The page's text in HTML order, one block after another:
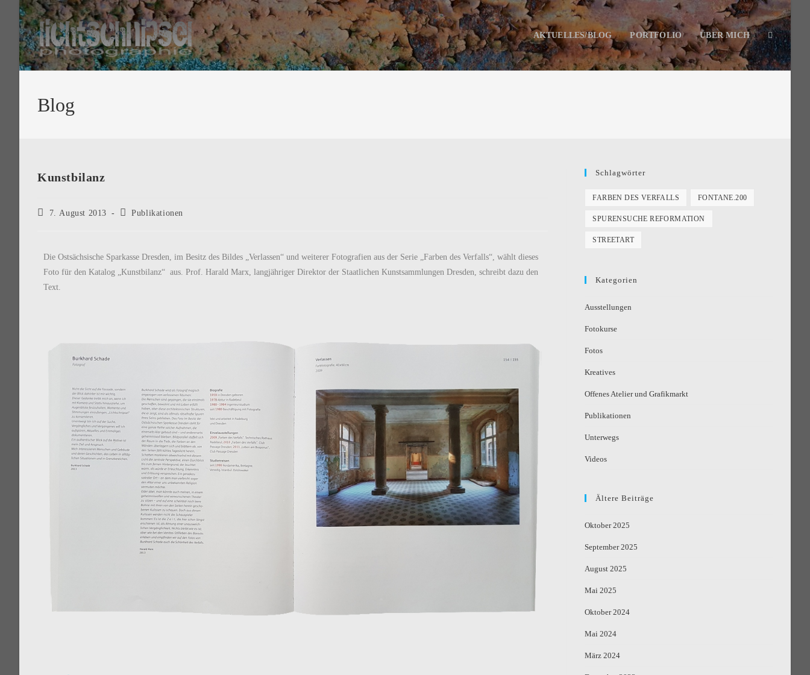
AKTUELLES/BLOG PORTFOLIO ÜBER MICH
Blog
Kunstbilanz
7. August 2013 Publikationen
Die Ostsächsische Sparkasse Dresden, im Besitz des Bildes „Verlassen“ und weiterer Fotografien aus der Serie „Farben des Verfalls“, wählt dieses
Foto für den Katalog „Kunstbilanz“ aus. Prof. Harald Marx, langjähriger Direktor der Staatlichen Kunstsammlungen Dresden, schreibt dazu den
Text.
Schlagwörter
FARBEN DES VERFALLS FONTANE.200
SPURENSUCHE REFORMATION
STREETART
Kategorien
Ausstellungen
Fotokurse
Fotos
Kreatives
Offenes Atelier und Grafikmarkt
Publikationen
Unterwegs
Videos
Ältere Beiträge
Oktober 2025
September 2025
August 2025
Mai 2025
Oktober 2024
Mai 2024
März 2024